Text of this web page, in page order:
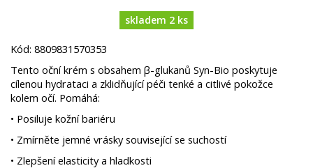
skladem 2 ks
Kód: 8809831570353
Tento oční krém s obsahem β-glukanů Syn-Bio poskytuje
cílenou hydrataci a zklidňující péči tenké a citlivé pokožce
kolem očí. Pomáhá:
• Posiluje kožní bariéru
• Zmírněte jemné vrásky související se suchostí
• Zlepšení elasticity a hladkosti